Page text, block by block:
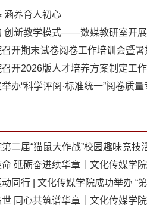
涵养育人初心
开期末试卷阅卷工作培训会暨
开2026版人才培养方案制定工
二届“猫鼠大作战”校园趣味竞技
砥砺奋进续华章｜文化传媒学
同行 | 文化传媒学院成功举办 “
同心共筑谱华章｜文化传媒学